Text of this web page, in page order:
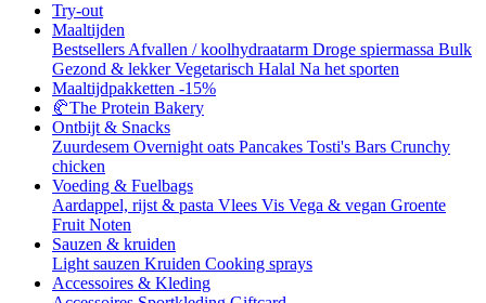
Try-out
Maaltijden
Bestsellers Afvallen / koolhydraatarm Droge spiermassa Bulk
Gezond & lekkerVegetarisch Halal Na het sporten
Maaltijdpakketten -15%
🥐The Protein Bakery
Ontbijt & Snacks
Zuurdesem Overnight oats Pancakes Tosti's Bars Crunchy
chicken
Voeding & Fuelbags
Aardappel, rijst & pasta Vlees Vis Vega & vegan Groente
Fruit Noten
Sauzen & kruiden
Light sauzen Kruiden Cooking sprays
Accessoires & Kleding